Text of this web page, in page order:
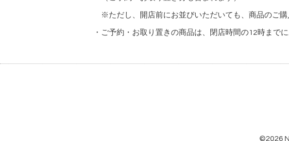
※ただし、開店前にお並びいただいても、商品のご購
・ご予約・お取り置きの商品は、閉店時間の12時まで
©2026